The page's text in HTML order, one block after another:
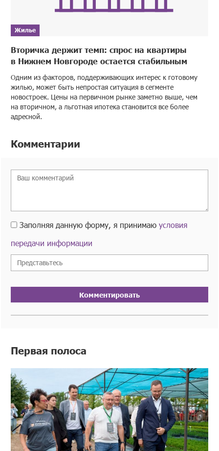
Жилье
Вторичка держит темп: спрос на квартиры
в Нижнем Новгороде остается стабильным
Одним из факторов, поддерживающих интерес к готовому
жилью, может быть непростая ситуация в сегменте
новостроек. Цены на первичном рынке заметно выше, чем
на вторичном, а льготная ипотека становится все более
адресной.
Комментарии
Заполняя данную форму, я принимаюусловия
передачи информации
Комментировать
Первая полоса